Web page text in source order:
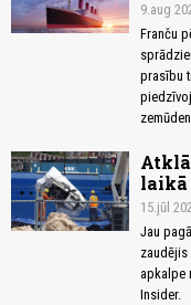
9.aug
Franču
prasību
laikā
15.jūl
Jau
apkalpe
Insider.